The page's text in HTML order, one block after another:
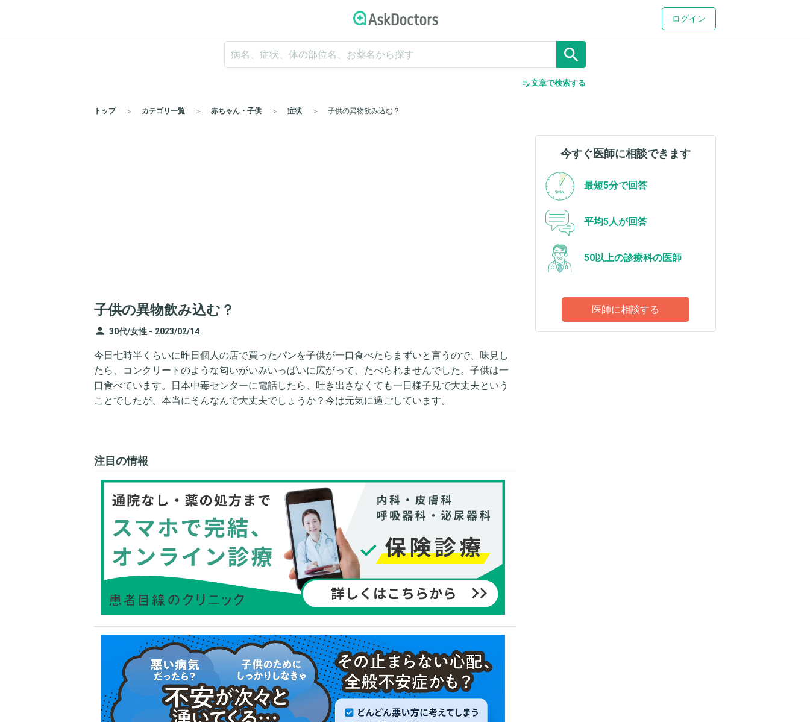
ログイン
search
edit_note文章で検索する
トップ カテゴリ一覧 赤ちゃん・子供 症状 子供の異物飲み込む？
子供の異物飲み込む？
person 30代/女性 - 2023/02/14
今日七時半くらいに昨日個人の店で買ったパンを子供が一口食べたらまずいと言うので、味見し
たら、コンクリートのような匂いがいみいっぱいに広がって、たべられませんでした。子供は一
口食べています。日本中毒センターに電話したら、吐き出さなくても一日様子見で大丈夫という
ことでしたが、本当にそんなんで大丈夫でしょうか？今は元気に過ごしています。
注目の情報
今すぐ医師に相談できます
最短5分で回答
平均5人が回答
50以上の診療科の医師
医師に相談する